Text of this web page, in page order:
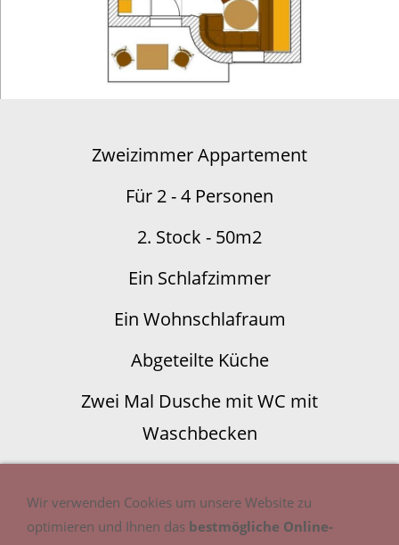
ZweizimmerAppartement
Für 2 - 4 Personen
2. Stock - 50m2
Ein Schlafzimmer
Ein Wohnschlafraum
Abgeteilte Küche
Zwei Mal Dusche mit WC mit
Waschbecken
BILDER
Wir verwenden Cookies um unsere Website zu
optimieren und Ihnen das bestmögliche Online-